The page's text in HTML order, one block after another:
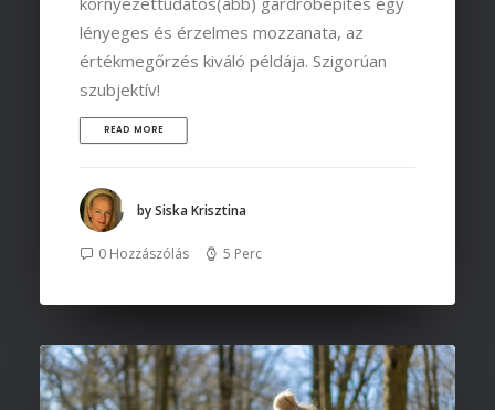
lényeges és érzelmes mozzanata, az
értékmegőrzés kiváló példája. Szigorúan
szubjektív!
READ MORE
by Siska Krisztina
0 Hozzászólás 5 Perc